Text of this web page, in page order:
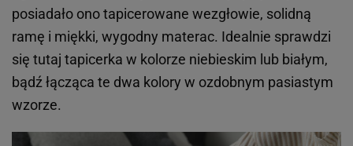
posiadało ono tapicerowane wezgłowie, solidną
ramę i miękki, wygodny materac. Idealnie sprawdzi
się tutaj tapicerka w kolorze niebieskim lub białym,
bądź łącząca te dwa kolory w ozdobnym pasiastym
wzorze.